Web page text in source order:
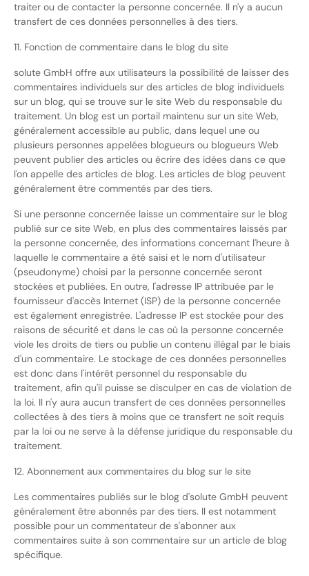
traiter ou de contacter la personne concernée. Il n'y a aucun
transfert de ces données personnelles à des tiers.
11. Fonction de commentaire dans le blog du site
solute GmbH offre aux utilisateurs la possibilité de laisser des
commentaires individuels sur des articles de blog individuels
sur un blog, qui se trouve sur le site Web du responsable du
traitement. Un blog est un portail maintenu sur un site Web,
généralement accessible au public, dans lequel une ou
plusieurs personnes appelées blogueurs ou blogueurs Web
peuvent publier des articles ou écrire des idées dans ce que
l'on appelle des articles de blog. Les articles de blog peuvent
généralement être commentés par des tiers.
Si une personne concernée laisse un commentaire sur le blog
publié sur ce site Web, en plus des commentaires laissés par
la personne concernée, des informations concernant l'heure à
laquelle le commentaire a été saisi et le nom d'utilisateur
(pseudonyme) choisi par la personne concernée seront
stockées et publiées. En outre, l'adresse IP attribuée par le
fournisseur d'accès Internet (ISP) de la personne concernée
est également enregistrée. L'adresse IP est stockée pour des
raisons de sécurité et dans le cas où la personne concernée
viole les droits de tiers ou publie un contenu illégal par le biais
d'un commentaire. Le stockage de ces données personnelles
est donc dans l'intérêt personnel du responsable du
traitement, afin qu'il puisse se disculper en cas de violation de
la loi. Il n'y aura aucun transfert de ces données personnelles
collectées à des tiers à moins que ce transfert ne soit requis
par la loi ou ne serve à la défense juridique du responsable du
traitement.
12. Abonnement aux commentaires du blog sur le site
Les commentaires publiés sur le blog d'solute GmbH peuvent
généralement être abonnés par des tiers. Il est notamment
possible pour un commentateur de s'abonner aux
commentaires suite à son commentaire sur un article de blog
spécifique.